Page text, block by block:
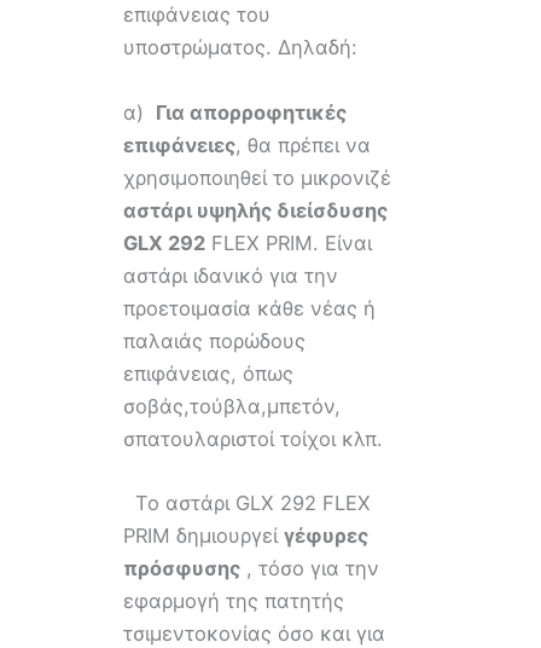
επιφάνειας του
υποστρώματος. Δηλαδή:
α) Για απορροφητικές
επιφάνειες, θα πρέπει να
χρησιμοποιηθεί το μικρονιζέ
αστάρι υψηλής διείσδυσης
GLX 292 FLEX PRIM. Είναι
αστάρι ιδανικό για την
προετοιμασία κάθε νέας ή
παλαιάς πορώδους
επιφάνειας, όπως
σοβάς,τούβλα,μπετόν,
σπατουλαριστοί τοίχοι κλπ.
Το αστάρι GLX 292 FLEX
PRIM δημιουργείγέφυρες
πρόσφυσης , τόσο για την
εφαρμογή της πατητής
τσιμεντοκονίας όσο και για